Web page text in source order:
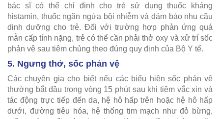
bác sĩ có thể chỉ định cho trẻ sử dụng thuốc kháng
histamin, thuốc ngăn ngừa bội nhiễm và đảm bảo nhu cầu
dinh dưỡng cho trẻ. Đối với trường hợp phản ứng quá
mẫn cấp tính nặng, trẻ có thể cần phải thở oxy và xử trí sốc
phản vệ sau tiêm chủng theo đúng quy định của Bộ Y tế.
5. Ngưng thở, sốc phản vệ
Các chuyên gia cho biết nếu các biểu hiện sốc phản vệ
thường bắt đầu trong vòng 15 phút sau khi tiêm vắc xin và
tác động trực tiếp đến da, hệ hô hấp trên hoặc hệ hô hấp
dưới, đường tiêu hóa, hệ thống tim mạch như đỏ bừng,